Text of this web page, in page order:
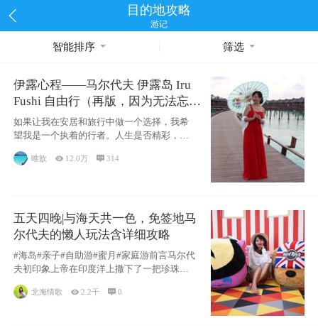
目的地攻略
游记
智能排序 筛选
伊露心程——马尔代夫 伊露岛 Iru
Fushi 自由行（再版，因为无法忘却
的留恋）
如果让我在安居和旅行中做一个选择，我希
望我是一个执着的行者。人生是否精彩，都
源于自己
唯歆  12.0万  314
五天四晚|与海天共一色，免签地马
尔代夫的懒人玩法含详细攻略
#海岛#亲子#自助游#蜜月#家庭游前言马尔代
夫初印象上帝在印度洋上撒下了一把珍珠，
北海情歌 2.2千 0